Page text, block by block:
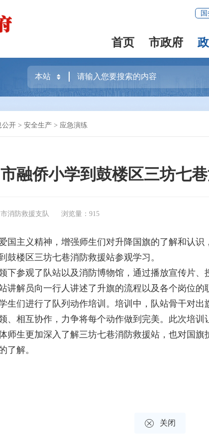
首页 市政府
公开 > 安全生产 > 应急演练
融侨小学到鼓楼区三坊七
消防救援支队 浏览量：915
主义精神，增强师生们对升降国旗的了解和认识
鼓楼区三坊七巷消防救援站参观学习。
参观了队站以及消防博物馆，通过播放宣传片、
讲解员向一行人讲述了升旗的流程以及各个岗位
生们进行了队列动作培训。培训中，队站骨干对
、相互协作，力争将每个动作做到完美。此次培
生更加深入了解三坊七巷消防救援站，也对国旗
了解。
 关闭